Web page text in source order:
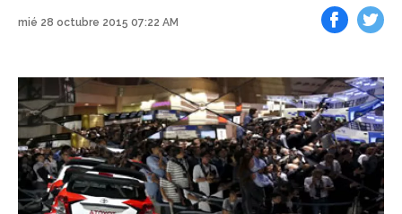
mié 28 octubre 2015 07:22 AM